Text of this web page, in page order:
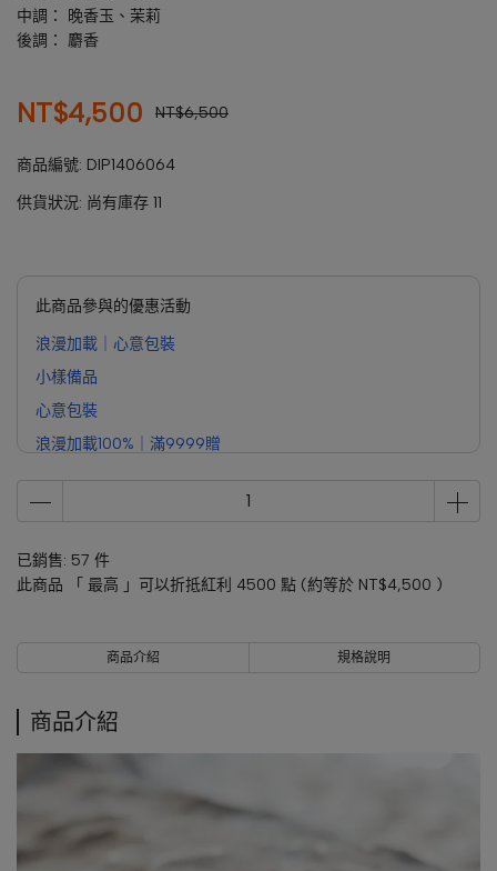
中調： 晚香玉、茉莉
後調： 麝香
NT$4,500 NT$6,500
商品編號: DIP1406064
供貨狀況: 尚有庫存 11
此商品參與的優惠活動
浪漫加載｜心意包裝
小樣備品
心意包裝
浪漫加載100%｜滿9999贈
已銷售: 57 件
此商品 「 最高 」可以折抵紅利 4500 點 (約等於 NT$4,500 )
商品介紹 規格說明
商品介紹